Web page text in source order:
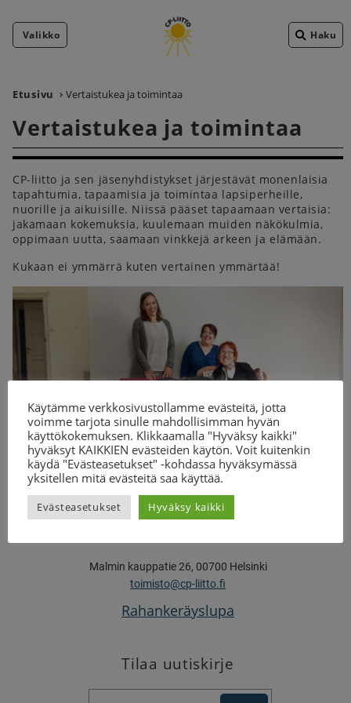
Valikko Haku
Etusivu Vertaistukea ja toimintaa
Vertaistukea ja toimintaa
CP-liitto ja sen jäsenyhdistykset järjestävät monenlaisia
tapahtumia, tapaamisia ja toimintaa lapsiperheille,
nuorille ja aikuisille. Niissä pääset tapaamaan vertaisia:
jakamaan kokemuksia, kuulemaan muiden näkökulmia,
oppimaan uutta, saamaan vinkkejä arkeen ja elämään.
Kukaan ei ymmärrä kuten vertainen ymmärtää!
Malmin kauppatie 26, 00700 Helsinki
toimisto@cp-liitto.fi
Rahankeräyslupa
Tilaa uutiskirje
Käytämme verkkosivustollamme evästeitä, jotta
voimme tarjota sinulle mahdollisimman hyvän
käyttökokemuksen. Klikkaamalla "Hyväksy kaikki"
hyväksyt KAIKKIEN evästeiden käytön. Voit kuitenkin
käydä "Evästeasetukset" -kohdassa hyväksymässä
yksitellen mitä evästeitä saa käyttää.
Evästeasetukset Hyväksy kaikki